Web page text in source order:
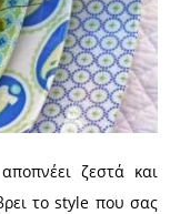
ζεστά και
το style που σας